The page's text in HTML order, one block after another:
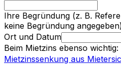
Ihre Begründung (z. B.
keine Begründung
Ort und Datum
Beim Mietzins ebenso wichtig:
Mietzinssenkung aus